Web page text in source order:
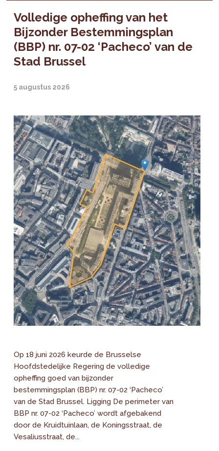
Volledige opheffing van het
Bijzonder Bestemmingsplan
(BBP) nr. 07-02 ‘Pacheco’ van de
Stad Brussel
5 augustus 2026
Op 18 juni 2026 keurde de Brusselse
Hoofdstedelijke Regering de volledige
opheffing goed van bijzonder
bestemmingsplan (BBP) nr. 07-02 ‘Pacheco’
van de Stad Brussel. Ligging De perimeter van
BBP nr. 07-02 ‘Pacheco’ wordt afgebakend
door de Kruidtuinlaan, de Koningsstraat, de
Vesaliusstraat, de...